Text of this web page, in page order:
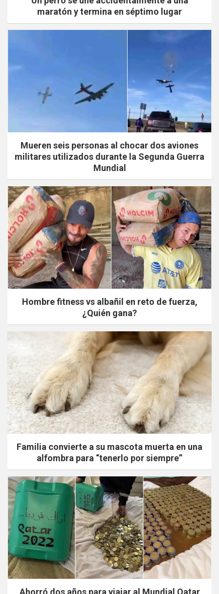
maratón y termina en séptimo lugar
Mueren seis personas al chocar dos aviones
militares utilizados durante la Segunda Guerra
Mundial
Hombre fitness vs albañil en reto de fuerza,
¿Quién gana?
Familia convierte a su mascota muerta en una
alfombra para “tenerlo por siempre”
Ahorró dos años para viajar al Mundial Qatar